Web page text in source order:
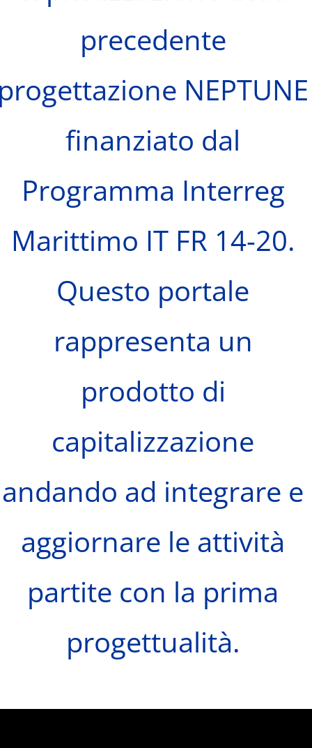
precedente
NEPTUNE
finanziato dal
Programma Interreg
Marittimo IT FR 14-20.
Questo portale
rappresenta un
prodotto di
capitalizzazione
andando ad integrare e
aggiornare le attività
partite con la prima
progettualità.